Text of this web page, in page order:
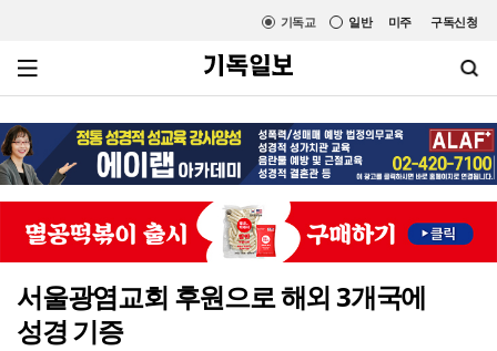
미주 구독신청
일반
기독교
서울광염교회 후원으로 해외 3개국에
성경 기증